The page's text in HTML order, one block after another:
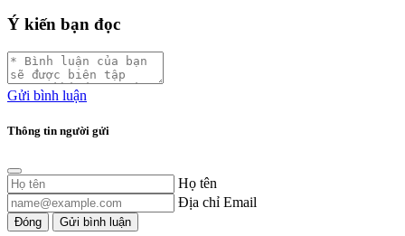
Ý kiến bạn đọc
Gửi bình luận
Thông tin người gửi
Họ tên
Địa chỉ Email
Đóng Gửi bình luận